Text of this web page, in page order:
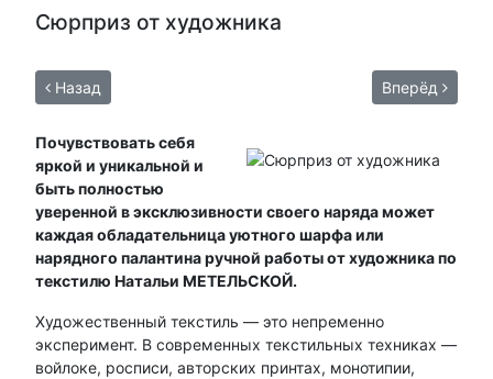
Сюрприз от художника
Назад Вперёд
Почувствовать себя
яркой и уникальной и
быть полностью
уверенной в эксклюзивности своего наряда может
каждая обладательница уютного шарфа или
нарядного палантина ручной работы от художника по
текстилю Натальи МЕТЕЛЬСКОЙ.
Художественный текстиль — это непременно
эксперимент. В современных текстильных техниках —
войлоке, росписи, авторских принтах, монотипии,